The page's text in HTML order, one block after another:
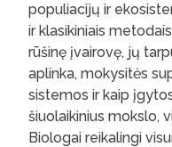
populiacijų ir
ir klasikiniais
rūšinę įvairovę, jų
aplinka, mokysitės
sistemos ir kaip
šiuolaikinius mokslo,
Biologai reikalingi